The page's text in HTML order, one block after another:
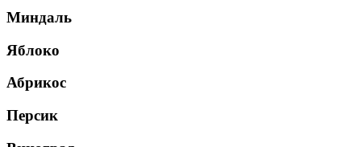
Миндаль
Яблоко
Абрикос
Персик